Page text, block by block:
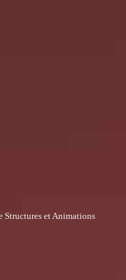
Structures et Animations